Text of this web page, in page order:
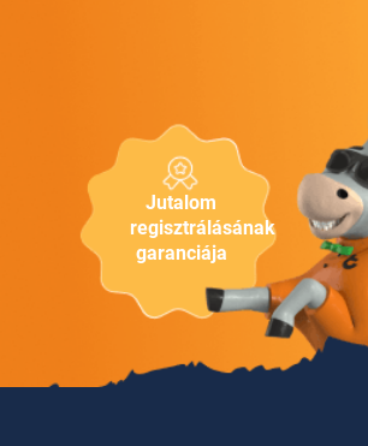
Jutalom
regisztrálásának
garanciája